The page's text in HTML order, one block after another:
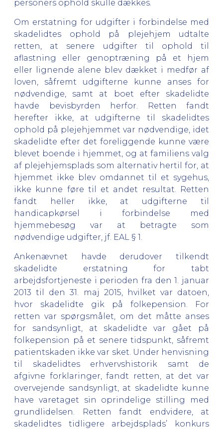
personers ophold skulle dækkes.
Om erstatning for udgifter i forbindelse med
skadelidtes ophold på plejehjem udtalte
retten, at senere udgifter til ophold til
aflastning eller genoptræning på et hjem
eller lignende alene blev dækket i medfør af
loven, såfremt udgifterne kunne anses for
nødvendige, samt at boet efter skadelidte
havde bevisbyrden herfor. Retten fandt
herefter ikke, at udgifterne til skadelidtes
ophold på plejehjemmet var nødvendige, idet
skadelidte efter det foreliggende kunne være
blevet boende i hjemmet, og at familiens valg
af plejehjemsplads som alternativ hertil for, at
hjemmet ikke blev omdannet til et sygehus,
ikke kunne føre til et andet resultat. Retten
fandt heller ikke, at udgifterne til
handicapkørsel i forbindelse med
hjemmebesøg var at betragte som
nødvendige udgifter, jf. EAL § 1.
Ankenævnet havde derudover tilkendt
skadelidte erstatning for tabt
arbejdsfortjeneste i perioden fra den 1. januar
2013 til den 31. maj 2015, hvilket var datoen,
hvor skadelidte gik på folkepension. For
retten var spørgsmålet, om det måtte anses
for sandsynligt, at skadelidte var gået på
folkepension på et senere tidspunkt, såfremt
patientskaden ikke var sket. Under henvisning
til skadelidtes erhvervshistorik samt de
afgivne forklaringer, fandt retten, at det var
overvejende sandsynligt, at skadelidte kunne
have varetaget sin oprindelige stilling med
grundlidelsen. Retten fandt endvidere, at
skadelidtes tidligere arbejdsplads’ konkurs